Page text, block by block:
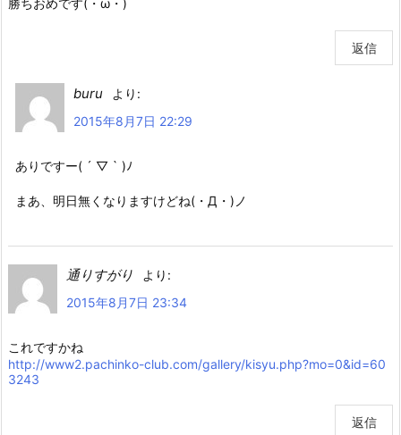
返信
buru
より:
2015年8月7日 22:29
ありですー( ´ ▽ ` )ﾉ
まあ、明日無くなりますけどね(・Д・)ノ
通りすがり
より:
2015年8月7日 23:34
これですかね
http://www2.pachinko-club.com/gallery/kisyu.php?mo=0&id=60
3243
返信